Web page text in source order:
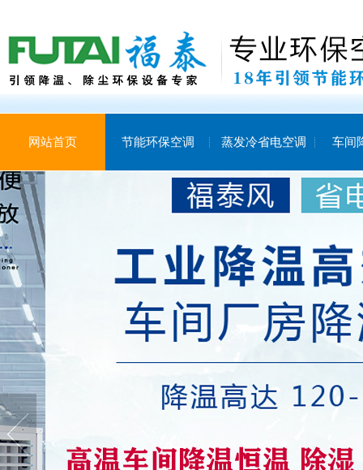
网站首页 节能环保空调 蒸发冷省电空调 车间